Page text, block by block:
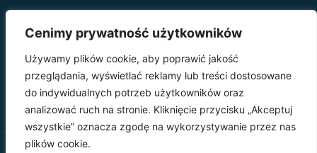
Cenimy prywatność użytkowników
Używamy plików cookie, aby poprawić jakość
przeglądania, wyświetlać reklamy lub treści dostosowane
do indywidualnych potrzeb użytkowników oraz
analizować ruch na stronie. Kliknięcie przycisku „Akceptuj
wszystkie” oznacza zgodę na wykorzystywanie przez nas
plików cookie.